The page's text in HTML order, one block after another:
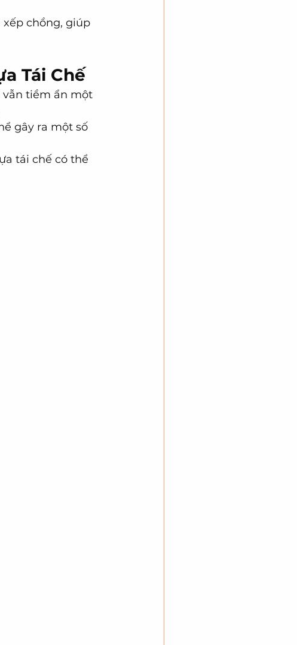
chồng, giúp
Tái Chế
vẫn tiềm ẩn một
gây ra một số
tái chế có thể